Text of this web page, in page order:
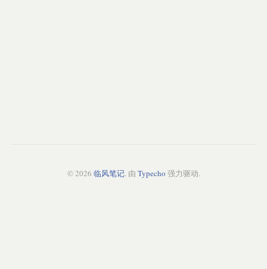
© 2026 临风笔记. 由 Typecho 强力驱动.